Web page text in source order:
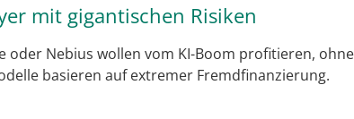
mit gigantischen Risiken
oder Nebius wollen vom KI-Boom profitieren,
basieren auf extremer Fremdfinanzierung.